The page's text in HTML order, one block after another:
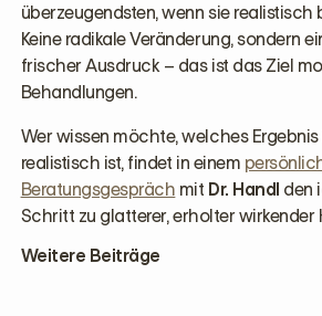
überzeugendsten, wenn sie realistisch
Keine radikale Veränderung, sondern
frischer Ausdruck – das ist das Ziel
Behandlungen.
Wer wissen möchte, welches
realistisch ist, findet in einem
Beratungsgespräch mit Dr. Handl den
Schritt zu glatterer, erholter wirkender
Weitere Beiträge